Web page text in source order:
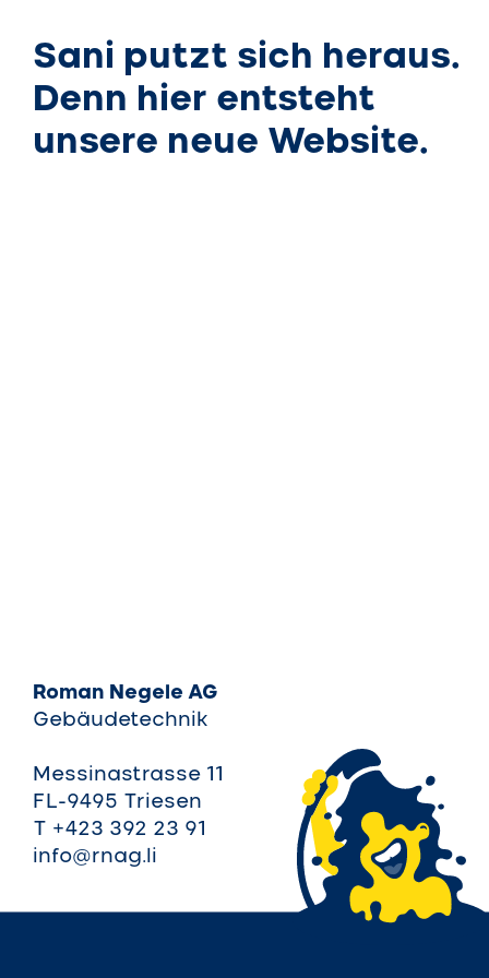
Sani putzt sich heraus.
Denn hier entsteht
unsere neue Website.
Roman Negele AG
Gebäudetechnik
Messinastrasse 11
FL-9495 Triesen
T +423 392 23 91
info@rnag.li